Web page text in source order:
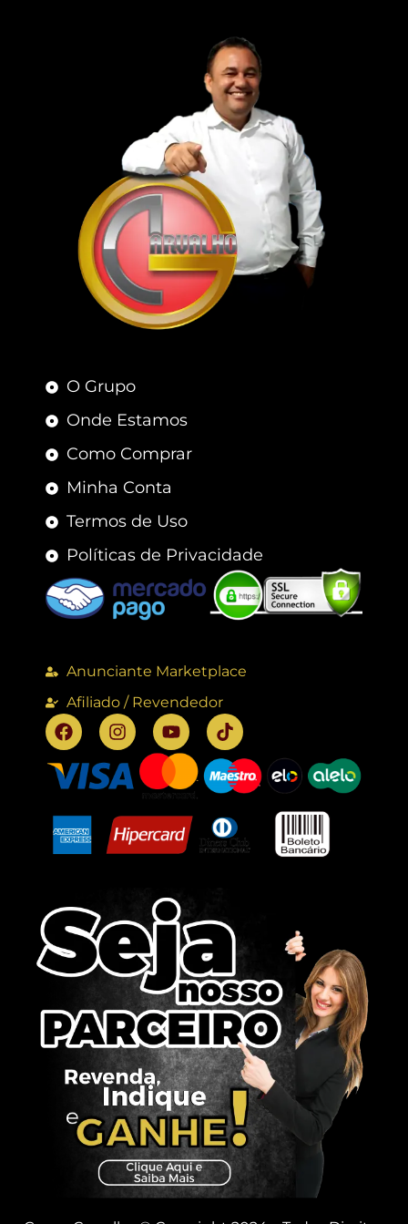
O Grupo
Onde Estamos
Como Comprar
Minha Conta
Termos de Uso
Políticas de Privacidade
Anunciante Marketplace
Afiliado / Revendedor